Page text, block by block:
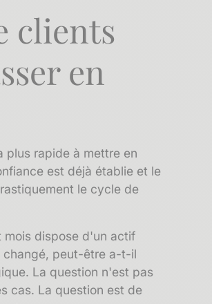
en garantissant la
clients
en
plus rapide à mettre en
est déjà établie et le
le cycle de
mois dispose d'un actif
changé, peut-être a-t-il
La question n'est pas
cas. La question est de